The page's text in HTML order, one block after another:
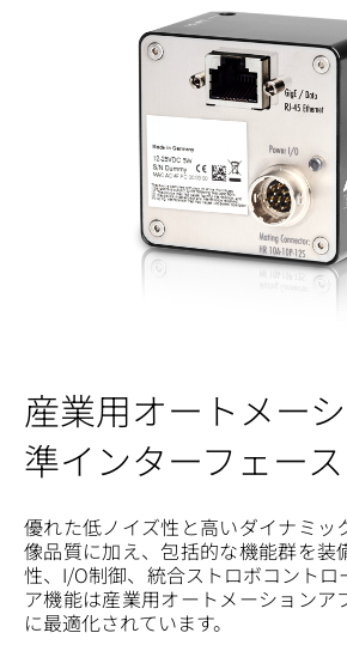
産業用オートメー
準インターフェース
優れた低ノイズ性と高いダイナミッ
像品質に加え、包括的な機能群を装
性、I/O制御、統合ストロボコントロ
ア機能は産業用オートメーションア
に最適化されています。